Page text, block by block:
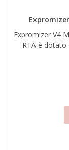
ARTICOLI IN
AREA
Expromizer V4
RTA è